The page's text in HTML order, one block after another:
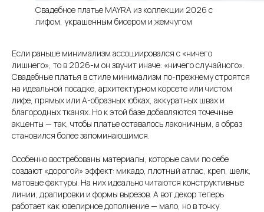
Свадебное платье MAYRA из коллекции 2026 с
лифом, украшенным бисером и жемчугом
Если раньше минимализм ассоциировался с «ничего
лишнего», то в 2026-м он звучит иначе: «ничего случайного».
Свадебные платья в стиле минимализм по-прежнему строятся
на идеальной посадке, архитектурном корсете или чистом
лифе, прямых или А-образных юбках, аккуратных швах и
благородных тканях. Но к этой базе добавляются точечные
акценты — так, чтобы платье оставалось лаконичным, а образ
становился более запоминающимся.
Особенно востребованы материалы, которые сами по себе
создают «дорогой» эффект: микадо, плотный атлас, креп, шелк,
матовые фактуры. На них идеально читаются конструктивные
линии, драпировки и формы вырезов. А вот декор теперь
работает как ювелирное дополнение — мало, но в точку.